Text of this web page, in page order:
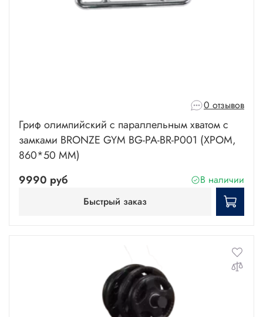
0 отзывов
Гриф олимпийский с параллельным хватом с
замками BRONZE GYM BG-PA-BR-P001 (ХРОМ,
860*50 ММ)
9990 руб
В наличии
Быстрый заказ